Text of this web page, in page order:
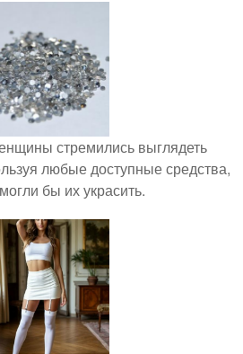
стремились выглядеть
любые доступные средства,
бы их украсить.